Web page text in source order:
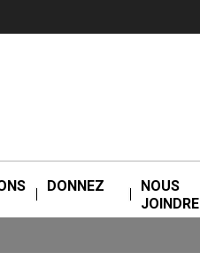
DONNEZ
NOUS
JOINDRE